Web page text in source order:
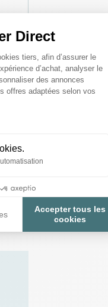
Direct
tiers, afin d’assurer le
d’achat, analyser le
des annonces
offres adaptées selon vos
Accepter tous les
cookies
-